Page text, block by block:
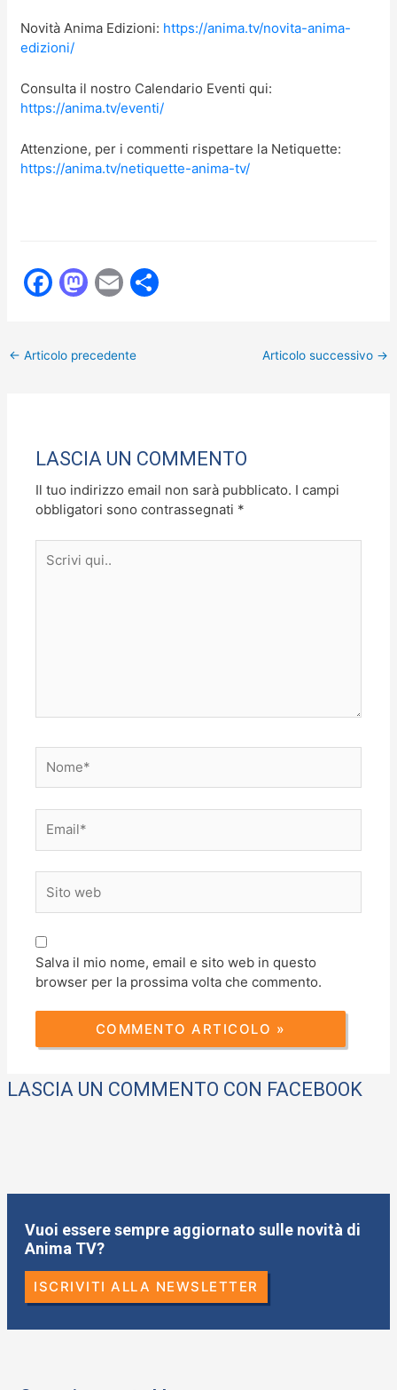
Novità Anima Edizioni: https://anima.tv/novita-anima-
edizioni/
Consulta il nostro Calendario Eventi qui:
https://anima.tv/eventi/
Attenzione, per i commenti rispettare la Netiquette:
https://anima.tv/netiquette-anima-tv/
F
e
o
k
M
o
n
E
l
← Articolo precedente Articolo successivo →
LASCIA UN COMMENTO
Il tuo indirizzo email non sarà pubblicato. I campi
obbligatori sono contrassegnati *
qui..
web
Salva il mio nome, email e sito web in questo
browser per la prossima volta che commento.
LASCIA UN COMMENTO CON FACEBOOK
Vuoi essere sempre aggiornato sulle novità di
Anima TV?
ISCRIVITI ALLA NEWSLETTER